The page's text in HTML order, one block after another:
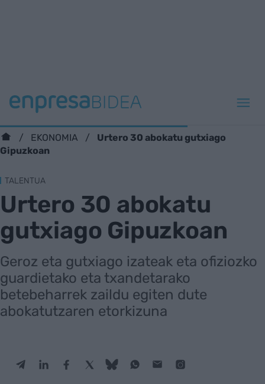
EKONOMIA
Urtero 30 abokatu gutxiago
Gipuzkoan
TALENTUA
Urtero 30 abokatu
gutxiago Gipuzkoan
Geroz eta gutxiago izateak eta ofiziozko
guardietako eta txandetarako
betebeharrek zaildu egiten dute
abokatutzaren etorkizuna